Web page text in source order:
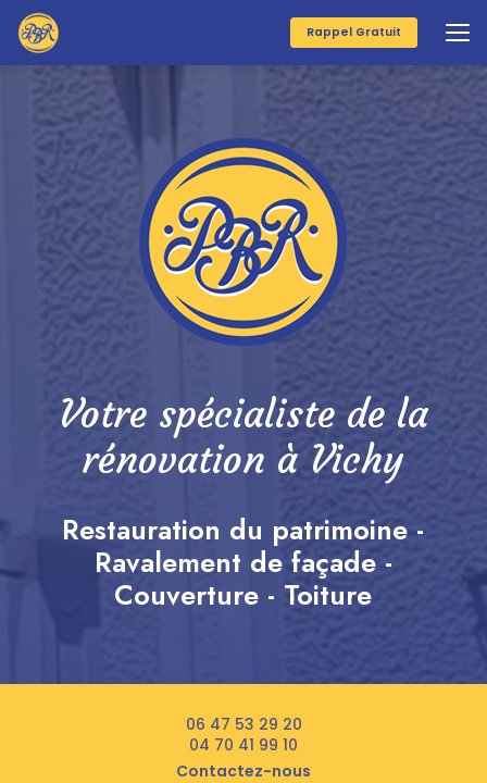
Aller
au
contenu
principal
Rappel Gratuit
Votre spécialiste de la
rénovation à Vichy
Restauration du patrimoine -
Ravalement de façade -
Couverture - Toiture
06 47 53 29 20
04 70 41 99 10
Contactez-nous